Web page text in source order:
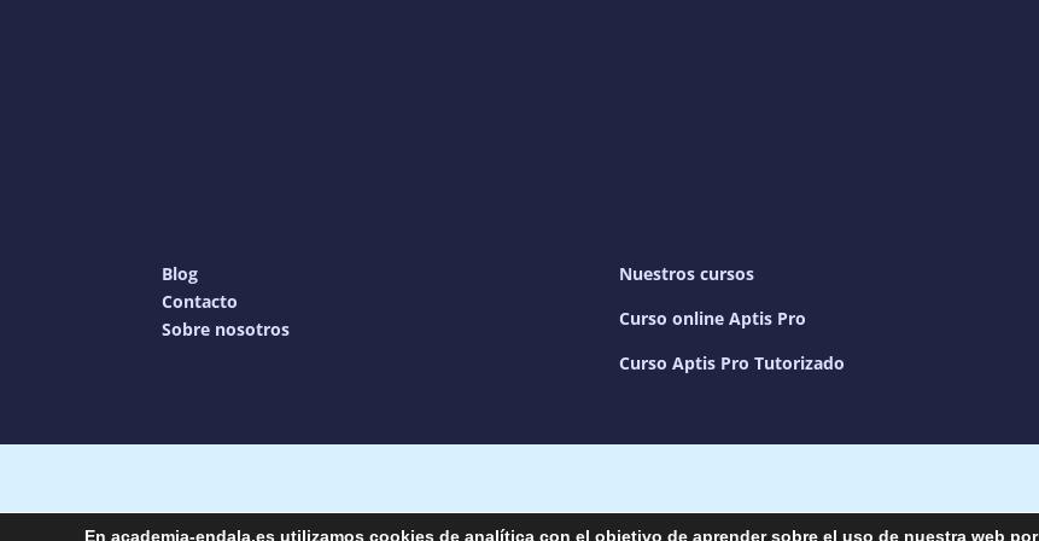
Blog
Contacto
Sobre nosotros
Nuestros cursos
Curso online Aptis Pro
Curso Aptis Pro Tutorizado
En academia-endala.es utilizamos cookies de analítica con el objetivo de aprender sobre el uso de nuestra web por